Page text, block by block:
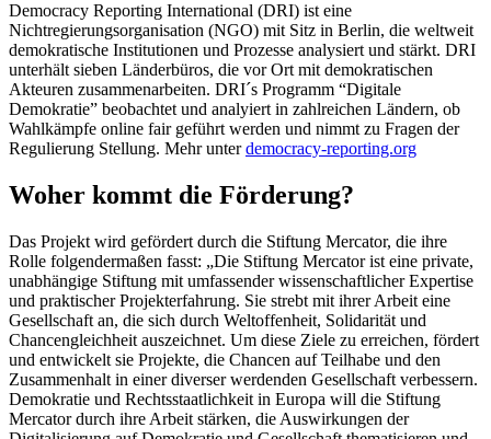
Democracy Reporting International (DRI) ist eine
Nichtregierungsorganisation (NGO) mit Sitz in Berlin, die weltweit
demokratische Institutionen und Prozesse analysiert und stärkt. DRI
unterhält sieben Länderbüros, die vor Ort mit demokratischen
Akteuren zusammenarbeiten. DRI´s Programm “Digitale
Demokratie” beobachtet und analyiert in zahlreichen Ländern, ob
Wahlkämpfe online fair geführt werden und nimmt zu Fragen der
Regulierung Stellung. Mehr unterdemocracy-reporting.org
Woher kommt die Förderung?
Das Projekt wird gefördert durch die Stiftung Mercator, die ihre
Rolle folgendermaßen fasst: „Die Stiftung Mercator ist eine private,
unabhängige Stiftung mit umfassender wissenschaftlicher Expertise
und praktischer Projekterfahrung. Sie strebt mit ihrer Arbeit eine
Gesellschaft an, die sich durch Weltoffenheit, Solidarität und
Chancengleichheit auszeichnet. Um diese Ziele zu erreichen, fördert
und entwickelt sie Projekte, die Chancen auf Teilhabe und den
Zusammenhalt in einer diverser werdenden Gesellschaft verbessern.
Demokratie und Rechtsstaatlichkeit in Europa will die Stiftung
Mercator durch ihre Arbeit stärken, die Auswirkungen der